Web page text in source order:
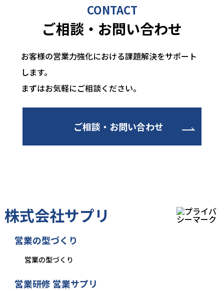
CONTACT
ご相談・お問い合わせ
お客様の営業力強化における課題解決をサポート
します。
まずはお気軽にご相談ください。
ご相談・お問い合わせ
株式会社サプリ
営業の型づくり
営業の型づくり
営業研修 営業サプリ